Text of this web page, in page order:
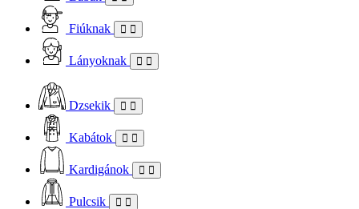
Fiúknak
Lányoknak
Dzsekik
Kabátok
Kardigánok
Pulcsik